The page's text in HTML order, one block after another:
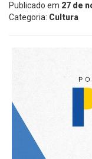
Publicado em 27 de
Categoria: Cultura